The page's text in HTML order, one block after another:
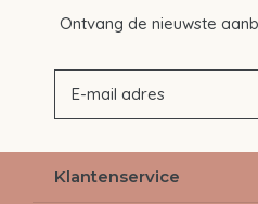
Ontvang de nieuwste
Klantenservice